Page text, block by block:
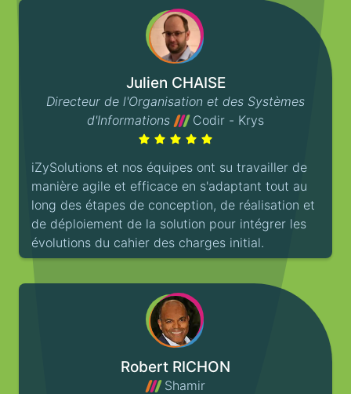
iZySolutions et nos équipes ont su travailler de
manière agile et efficace en s'adaptant tout au
long des étapes de conception, de réalisation et
de déploiement de la solution pour intégrer les
évolutions du cahier des charges initial.
Julien CHAISE
Directeur de l'Organisation et des Systèmes
d'Informations
Codir - Krys
Robert RICHON
Shamir